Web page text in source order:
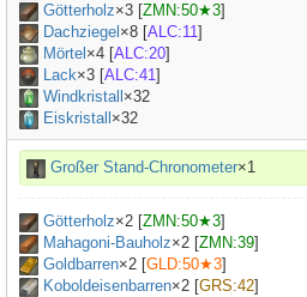
Götterholz×3 [ZMN:50★3]
Dachziegel ×8 [ALC:11]
Mörtel ×4 [ALC:20]
Lack×3 [ALC:41]
Windkristall ×32
Eiskristall ×32
Großer Stand-Chronometer×1
Götterholz×2 [ZMN:50★3]
Mahagoni-Bauholz×2 [ZMN:39]
Goldbarren×2 [GLD:50★3]
Koboldeisenbarren×2 [GRS:42]